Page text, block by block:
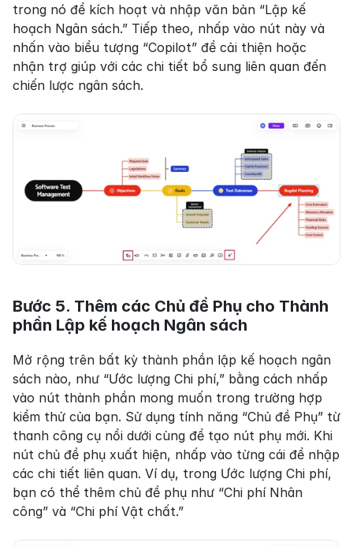
trong nó để kích hoạt và nhập văn bản “Lập kế
hoạch Ngân sách.” Tiếp theo, nhấp vào nút này và
nhấn vào biểu tượng “Copilot” để cải thiện hoặc
nhận trợ giúp với các chi tiết bổ sung liên quan đến
chiến lược ngân sách.
Bước 5. Thêm các Chủ đề Phụ cho Thành
phần Lập kế hoạch Ngân sách
Mở rộng trên bất kỳ thành phần lập kế hoạch ngân
sách nào, như “Ước lượng Chi phí,” bằng cách nhấp
vào nút thành phần mong muốn trong trường hợp
kiểm thử của bạn. Sử dụng tính năng “Chủ đề Phụ” từ
thanh công cụ nổi dưới cùng để tạo nút phụ mới. Khi
nút chủ đề phụ xuất hiện, nhấp vào từng cái để nhập
các chi tiết liên quan. Ví dụ, trong Ước lượng Chi phí,
bạn có thể thêm chủ đề phụ như “Chi phí Nhân
công” và “Chi phí Vật chất.”